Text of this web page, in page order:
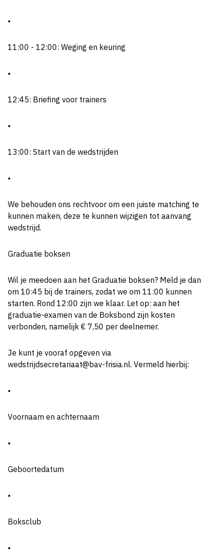
•
11:00 - 12:00: Weging en keuring
•
12:45: Briefing voor trainers
•
13:00: Start van de wedstrijden
•
We behouden ons rechtvoor om een juiste matching te
kunnen maken, deze te kunnen wijzigen tot aanvang
wedstrijd.
Graduatie boksen
Wil je meedoen aan het Graduatie boksen? Meld je dan
om 10:45 bij de trainers, zodat we om 11:00 kunnen
starten. Rond 12:00 zijn we klaar. Let op: aan het
graduatie-examen van de Boksbond zijn kosten
verbonden, namelijk € 7,50 per deelnemer.
Je kunt je vooraf opgeven via
wedstrijdsecretariaat@bav-frisia.nl. Vermeld hierbij:
•
Voornaam en achternaam
•
Geboortedatum
•
Boksclub
•